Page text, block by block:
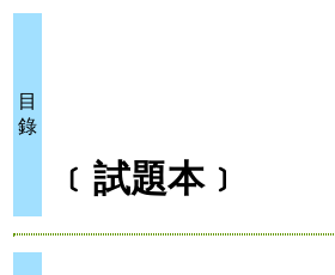
目
錄
﹝試題本﹞